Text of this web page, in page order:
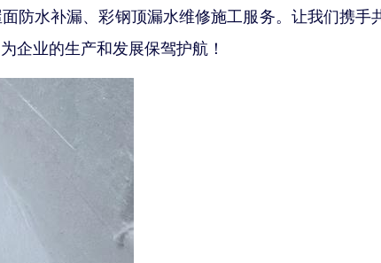
防水补漏、彩钢顶漏水维修施工服务。让我们携手
企业的生产和发展保驾护航！